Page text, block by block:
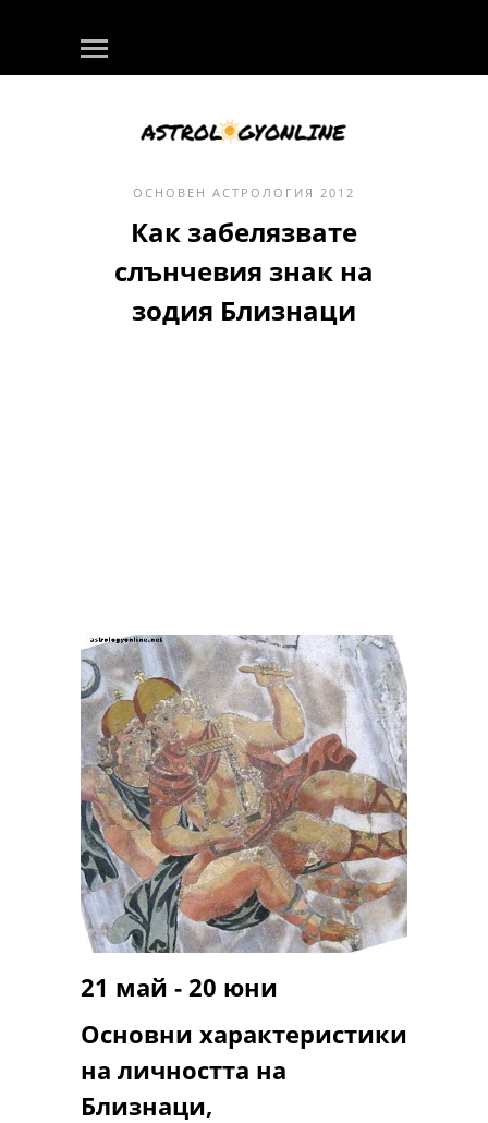
ОСНОВЕН АСТРОЛОГИЯ 2012
Как забелязвате
слънчевия знак на
зодия Близнаци
21 май - 20 юни
Основни характеристики
на личността на
Близнаци,